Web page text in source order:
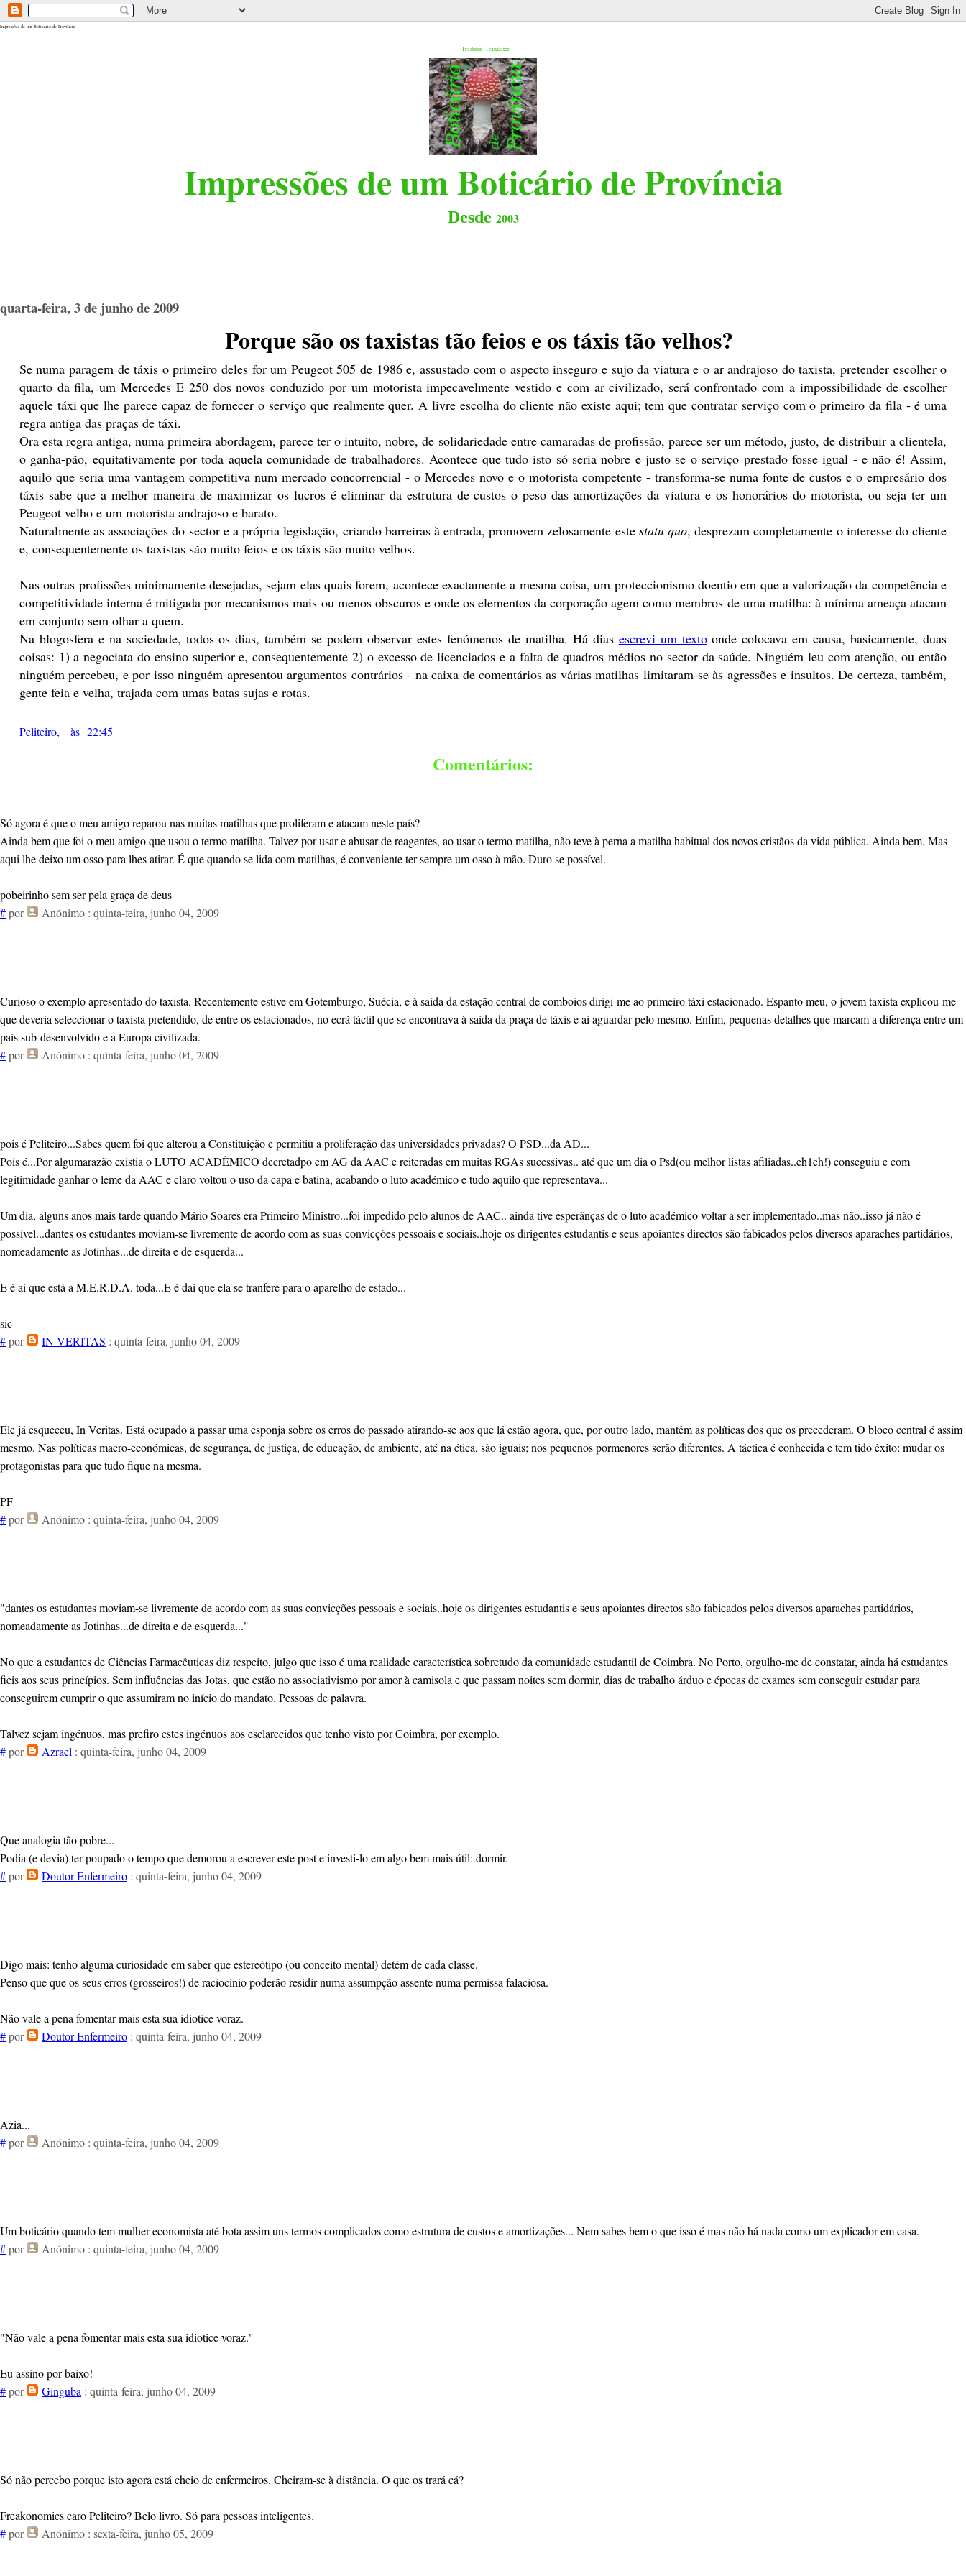
<$BlogRSDUrl$>
Impressões de um Boticário de Província
Tradutor Translator
Impressões de um Boticário de Província
Desde 2003
quarta-feira, 3 de junho de 2009
Porque são os taxistas tão feios e os táxis tão velhos?
Se numa paragem de táxis o primeiro deles for um Peugeot 505 de 1986 e, assustado com o aspecto inseguro e sujo da viatura e o ar andrajoso do taxista, pretender escolher o
quarto da fila, um Mercedes E 250 dos novos conduzido por um motorista impecavelmente vestido e com ar civilizado, será confrontado com a impossibilidade de escolher
aquele táxi que lhe parece capaz de fornecer o serviço que realmente quer. A livre escolha do cliente não existe aqui; tem que contratar serviço com o primeiro da fila - é uma
regra antiga das praças de táxi.
Ora esta regra antiga, numa primeira abordagem, parece ter o intuito, nobre, de solidariedade entre camaradas de profissão, parece ser um método, justo, de distribuir a clientela,
o ganha-pão, equitativamente por toda aquela comunidade de trabalhadores. Acontece que tudo isto só seria nobre e justo se o serviço prestado fosse igual - e não é! Assim,
aquilo que seria uma vantagem competitiva num mercado concorrencial - o Mercedes novo e o motorista competente - transforma-se numa fonte de custos e o empresário dos
táxis sabe que a melhor maneira de maximizar os lucros é eliminar da estrutura de custos o peso das amortizações da viatura e os honorários do motorista, ou seja ter um
Peugeot velho e um motorista andrajoso e barato.
Naturalmente as associações do sector e a própria legislação, criando barreiras à entrada, promovem zelosamente este statu quo, desprezam completamente o interesse do cliente
e, consequentemente os taxistas são muito feios e os táxis são muito velhos.
Nas outras profissões minimamente desejadas, sejam elas quais forem, acontece exactamente a mesma coisa, um proteccionismo doentio em que a valorização da competência e
competitividade interna é mitigada por mecanismos mais ou menos obscuros e onde os elementos da corporação agem como membros de uma matilha: à mínima ameaça atacam
em conjunto sem olhar a quem.
Na blogosfera e na sociedade, todos os dias, também se podem observar estes fenómenos de matilha. Há dias escrevi um textoonde colocava em causa, basicamente, duas
coisas: 1) a negociata do ensino superior e, consequentemente 2) o excesso de licenciados e a falta de quadros médios no sector da saúde. Ninguém leu com atenção, ou então
ninguém percebeu, e por isso ninguém apresentou argumentos contrários - na caixa de comentários as várias matilhas limitaram-se às agressões e insultos. De certeza, também,
gente feia e velha, trajada com umas batas sujas e rotas.
Peliteiro, às 22:45
Comentários:
Só agora é que o meu amigo reparou nas muitas matilhas que proliferam e atacam neste país?
Ainda bem que foi o meu amigo que usou o termo matilha. Talvez por usar e abusar de reagentes, ao usar o termo matilha, não teve à perna a matilha habitual dos novos cristãos da vida pública. Ainda bem. Mas
aqui lhe deixo um osso para lhes atirar. É que quando se lida com matilhas, é conveniente ter sempre um osso à mão. Duro se possível.
pobeirinho sem ser pela graça de deus
#por Anónimo : quinta-feira, junho 04, 2009
Curioso o exemplo apresentado do taxista. Recentemente estive em Gotemburgo, Suécia, e à saída da estação central de comboios dirigi-me ao primeiro táxi estacionado. Espanto meu, o jovem taxista explicou-me
que deveria seleccionar o taxista pretendido, de entre os estacionados, no ecrã táctil que se encontrava à saída da praça de táxis e aí aguardar pelo mesmo. Enfim, pequenas detalhes que marcam a diferença entre um
país sub-desenvolvido e a Europa civilizada.
#por Anónimo : quinta-feira, junho 04, 2009
pois é Peliteiro...Sabes quem foi que alterou a Constituição e permitiu a proliferação das universidades privadas? O PSD...da AD...
Pois é...Por algumarazão existia o LUTO ACADÉMICO decretadpo em AG da AAC e reiteradas em muitas RGAs sucessivas.. até que um dia o Psd(ou melhor listas afiliadas..eh1eh!) conseguiu e com
legitimidade ganhar o leme da AAC e claro voltou o uso da capa e batina, acabando o luto académico e tudo aquilo que representava...
Um dia, alguns anos mais tarde quando Mário Soares era Primeiro Ministro...foi impedido pelo alunos de AAC.. ainda tive esperãnças de o luto académico voltar a ser implementado..mas não..isso já não é
possivel...dantes os estudantes moviam-se livremente de acordo com as suas convicções pessoais e sociais..hoje os dirigentes estudantis e seus apoiantes directos são fabicados pelos diversos aparaches partidários,
nomeadamente as Jotinhas...de direita e de esquerda...
E é aí que está a M.E.R.D.A. toda...E é daí que ela se tranfere para o aparelho de estado...
sic
#por IN VERITAS : quinta-feira, junho 04, 2009
Ele já esqueceu, In Veritas. Está ocupado a passar uma esponja sobre os erros do passado atirando-se aos que lá estão agora, que, por outro lado, mantêm as políticas dos que os precederam. O bloco central é assim
mesmo. Nas políticas macro-económicas, de segurança, de justiça, de educação, de ambiente, até na ética, são iguais; nos pequenos pormenores serão diferentes. A táctica é conhecida e tem tido êxito: mudar os
protagonistas para que tudo fique na mesma.
PF
#por Anónimo : quinta-feira, junho 04, 2009
"dantes os estudantes moviam-se livremente de acordo com as suas convicções pessoais e sociais..hoje os dirigentes estudantis e seus apoiantes directos são fabicados pelos diversos aparaches partidários,
nomeadamente as Jotinhas...de direita e de esquerda..."
No que a estudantes de Ciências Farmacêuticas diz respeito, julgo que isso é uma realidade característica sobretudo da comunidade estudantil de Coimbra. No Porto, orgulho-me de constatar, ainda há estudantes
fieis aos seus princípios. Sem influências das Jotas, que estão no associativismo por amor à camisola e que passam noites sem dormir, dias de trabalho árduo e épocas de exames sem conseguir estudar para
conseguirem cumprir o que assumiram no início do mandato. Pessoas de palavra.
Talvez sejam ingénuos, mas prefiro estes ingénuos aos esclarecidos que tenho visto por Coimbra, por exemplo.
#por Azrael : quinta-feira, junho 04, 2009
Que analogia tão pobre...
Podia (e devia) ter poupado o tempo que demorou a escrever este post e investi-lo em algo bem mais útil: dormir.
#por Doutor Enfermeiro : quinta-feira, junho 04, 2009
Digo mais: tenho alguma curiosidade em saber que estereótipo (ou conceito mental) detém de cada classe.
Penso que que os seus erros (grosseiros!) de raciocínio poderão residir numa assumpção assente numa permissa falaciosa.
Não vale a pena fomentar mais esta sua idiotice voraz.
#por Doutor Enfermeiro : quinta-feira, junho 04, 2009
Azia...
#por Anónimo : quinta-feira, junho 04, 2009
Um boticário quando tem mulher economista até bota assim uns termos complicados como estrutura de custos e amortizações... Nem sabes bem o que isso é mas não há nada como um explicador em casa.
#por Anónimo : quinta-feira, junho 04, 2009
"Não vale a pena fomentar mais esta sua idiotice voraz."
Eu assino por baixo!
#por Ginguba : quinta-feira, junho 04, 2009
Só não percebo porque isto agora está cheio de enfermeiros. Cheiram-se à distância. O que os trará cá?
Freakonomics caro Peliteiro? Belo livro. Só para pessoas inteligentes.
#por Anónimo : sexta-feira, junho 05, 2009